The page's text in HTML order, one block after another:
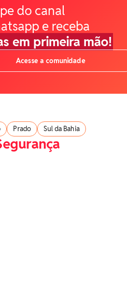
do canal
e receba
em primeira mão!
Acesse a comunidade
Prado Sul da Bahia